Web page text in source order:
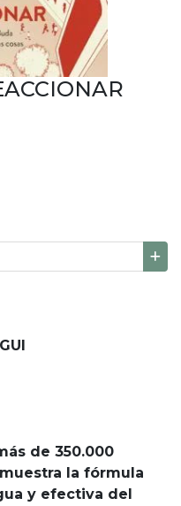
de 350.000
la fórmula
y efectiva del